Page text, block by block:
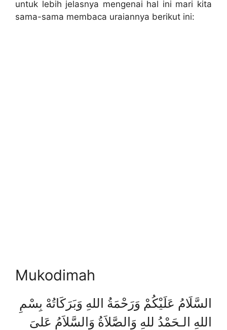
untuk lebih jelasnya mengenai hal ini mari kita
sama-sama membaca uraiannya berikut ini:
Mukodimah
السَّلَامُ عَلَيْكُمْ وَرَحْمَةُ اللهِ وَبَرَكَاتُهْ بِسْمِ
اللهِ الـحَمْدُ للهِ وَالصَّلاَةُ وَالسَّلاَمُ عَلىَ